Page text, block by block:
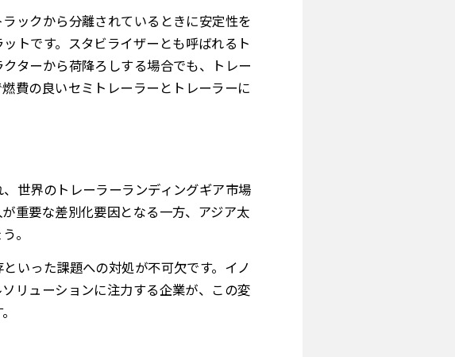
ックから分離されているときに安定性を
トです。 スタビライザーとも呼ばれるト
ターから荷降ろしする場合でも、トレー
費の良いセミトレーラーとトレーラーに
世界のトレーラーランディングギア市場
重要な差別化要因となる一方、アジア太
。
いった課題への対処が不可欠です。イノ
リューションに注力する企業が、この変